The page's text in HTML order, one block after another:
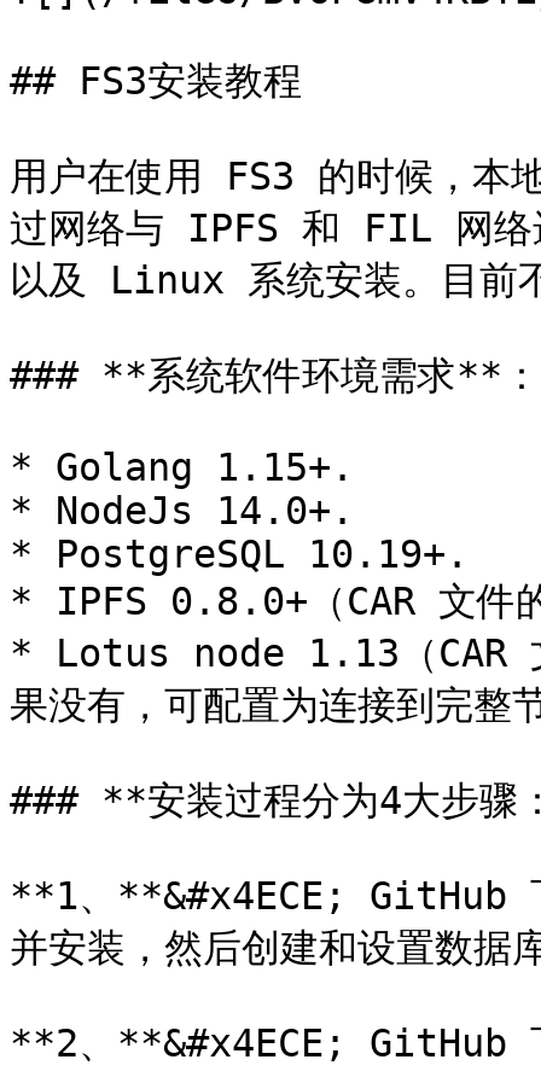
## FS3安装教程
用户在使用 FS3 的时候，本
过网络与 IPFS 和 FIL 网络
以及 Linux 系统安装。目前
### **系统软件环境需求**：
* Golang 1.15+.
* NodeJs 14.0+.
* PostgreSQL 10.19+.
* IPFS 0.8.0+（CAR 文件
* Lotus node 1.13（CAR
果没有，可配置为连接到完
### **安装过程分为4大步骤
**1、**&#x4ECE; GitHub
并安装，然后创建和设置数据
**2、**&#x4ECE; GitHub